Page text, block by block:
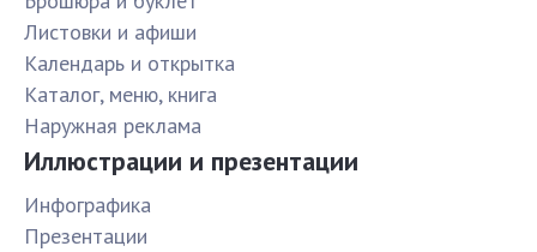
Листовки и афиши
Календарь и открытка
Каталог, меню, книга
Наружная реклама
Иллюстрации и презентации
Инфографика
Презентации